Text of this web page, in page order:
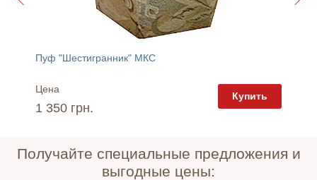
Пуф "Шестигранник" МКС
Цена
1 350 грн.
Купить
Получайте специальные предложения и
выгодные цены: